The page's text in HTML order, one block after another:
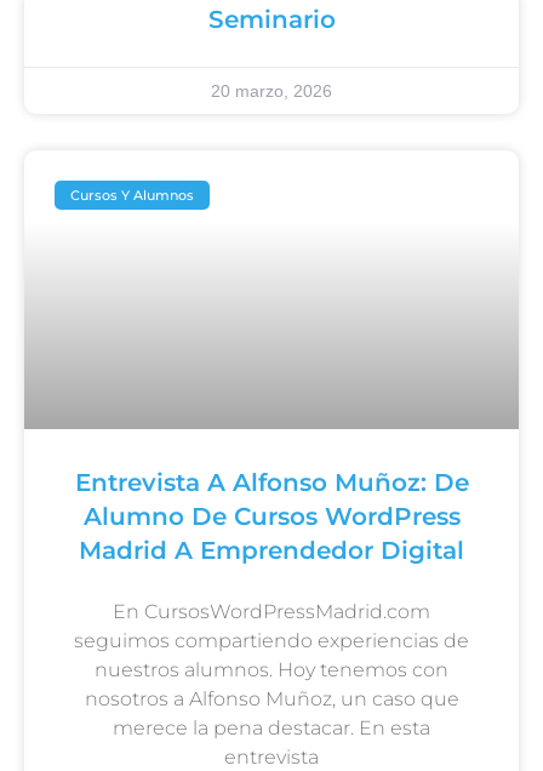
Seminario
20 marzo, 2026
Cursos Y Alumnos
Entrevista A Alfonso Muñoz: De
Alumno De Cursos WordPress
Madrid A Emprendedor Digital
En CursosWordPressMadrid.com
seguimos compartiendo experiencias de
nuestros alumnos. Hoy tenemos con
nosotros a Alfonso Muñoz, un caso que
merece la pena destacar. En esta
entrevista